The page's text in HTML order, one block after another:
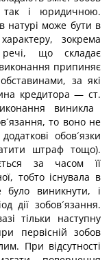
і юридичною.
натурі може бути в
зокрема
речі, що складає
припиняє
за які
кредитора — ст.
виникла
то воно не
обов´язки
штраф тощо).
за часом її
тобто існувала в
було виникнути, і
дії зобов´язання.
тільки наступну
первісній зобов
При відсутності